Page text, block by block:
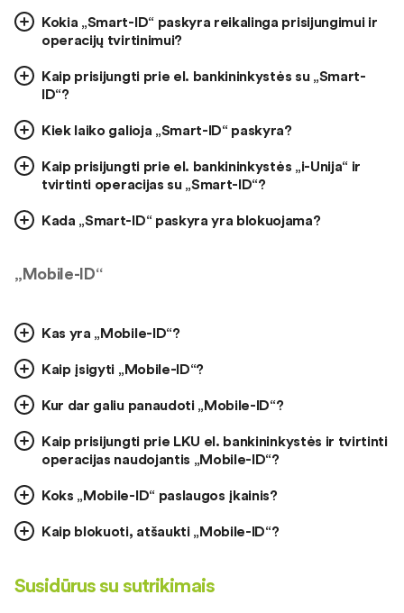
Kokia „Smart-ID“ paskyra reikalinga prisijungimui ir
operacijų tvirtinimui?
Kaip prisijungti prie el. bankininkystės su „Smart-
ID“?
Kiek laiko galioja „Smart-ID“ paskyra?
Kaip prisijungti prie el. bankininkystės „i-Unija“ ir
tvirtinti operacijas su „Smart-ID“?
Kada „Smart-ID“ paskyra yra blokuojama?
„Mobile-ID“
Kas yra „Mobile-ID“?
Kaip įsigyti „Mobile-ID“?
Kur dar galiu panaudoti „Mobile-ID“?
Kaip prisijungti prie LKU el. bankininkystės ir tvirtinti
operacijas naudojantis „Mobile-ID“?
Koks „Mobile-ID“ paslaugos įkainis?
Kaip blokuoti, atšaukti „Mobile-ID“?
Susidūrus su sutrikimais